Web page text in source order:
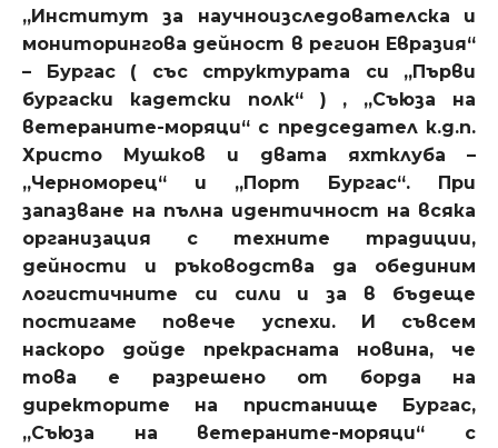
„Институт за научноизследователска и
мониторингова дейност в регион Евразия“
– Бургас ( със структурата си „Първи
бургаски кадетски полк“ ) , „Съюза на
ветераните-моряци“ с председател к.д.п.
Христо Мушков и двата яхтклуба –
„Черноморец“ и „Порт Бургас“. При
запазване на пълна идентичност на всяка
организация с техните традиции,
дейности и ръководства да обединим
логистичните си сили и за в бъдеще
постигаме повече успехи. И съвсем
наскоро дойде прекрасната новина, че
това е разрешено от борда на
директорите на пристанище Бургас,
„Съюза на ветераните-моряци“ с